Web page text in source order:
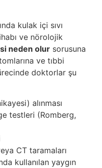
kulak içi sıvı
ve nörolojik
neden olur sorusuna
ve tıbbi
doktorlar şu
alınması
testleri (Romberg,
CT taramaları
kullanılan yaygın